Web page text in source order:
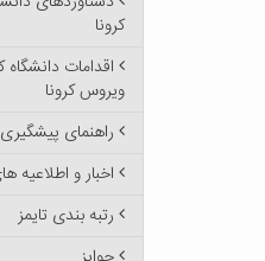
کرونا
اقدامات دانشگاه
ویروس کرونا
راهنمای
اخبار و اطلاعیه
رتبه بندی تایمز